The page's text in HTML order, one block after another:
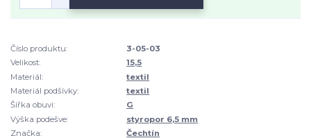
Číslo produktu:
3-05-03
Velikost:
15,5
Materiál:
textil
Materiál podšívky:
textil
Šířka obuvi:
G
Výška podešve:
styropor 6,5 mm
Značka:
Čechtín